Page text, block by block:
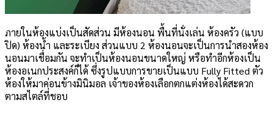
ภายในห้องแบ่งเป็นสัดส่วน มีห้องนอน พื้นที่นั่งเล่น ห้องครัว (แบบ
ปิด) ห้องน้ำ และระเบียง ส่วนแบบ 2 ห้องนอนจะเป็นการนำสองห้อง
นอนมาเชื่อมกัน จะทำเป็นห้องนอนขนาดใหญ่ หรือทำอีกห้องเป็น
ห้องอเนกประสงค์ก็ได้ ซึ่งรูปแบบการขายเป็นแบบ Fully Fitted ตัว
ห้องให้มาค่อนข้างมินิมอล เจ้าของห้องเลือกตกแต่งห้องได้สะดวก
ตามสไตล์ที่ชอบ